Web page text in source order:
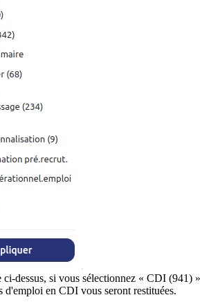
ci-dessus, si vous sélectionnez « CDI (941) »
d'emploi en CDI vous seront restituées.